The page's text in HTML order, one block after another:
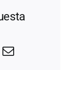
Correo